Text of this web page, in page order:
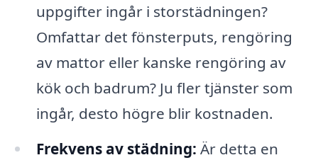
uppgifter ingår i storstädningen?
Omfattar det fönsterputs, rengöring
av mattor eller kanske rengöring av
kök och badrum? Ju fler tjänster som
ingår, desto högre blir kostnaden.
Frekvens av städning: Är detta en